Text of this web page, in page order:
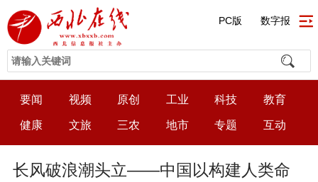
PC版 数字报
要闻 视频 原创 工业 科技 教育
健康 文旅 三农 地市 专题 互动
长风破浪潮头立——中国以构建人类命